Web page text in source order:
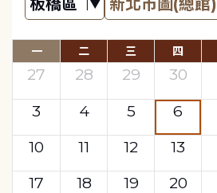
一 二 三 四
27 28 29 30
3
4 5 6
10
11 12 13
17
18 19 20